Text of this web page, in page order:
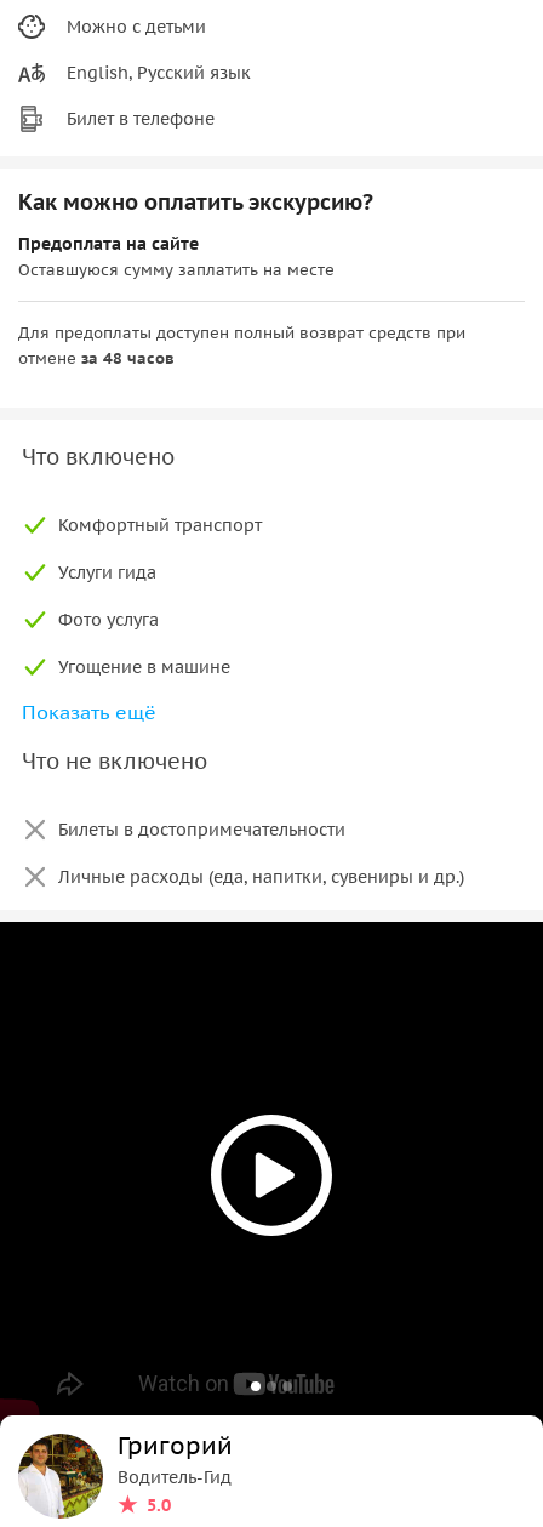
Можно с детьми
English, Русский язык
Билет в телефоне
Как можно оплатить экскурсию?
Предоплата на сайте
Оставшуюся сумму заплатить на месте
Для предоплаты доступен полный возврат средств при
отмене за 48 часов
Что включено
Комфортный транспорт
Услуги гида
Фото услуга
Угощение в машине
Бесплатный Wi-Fi
Встреча и доставка в отель
одноразовые приборы, салфетки, зарядка для
Показать ещё
Что не включено
Билеты в достопримечательности
Личные расходы (еда, напитки, сувениры и др.)
Григорий
Водитель-Гид
5.0